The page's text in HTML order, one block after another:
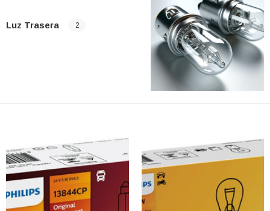
Luz Trasera 2
AÑADIR AL CARRITO